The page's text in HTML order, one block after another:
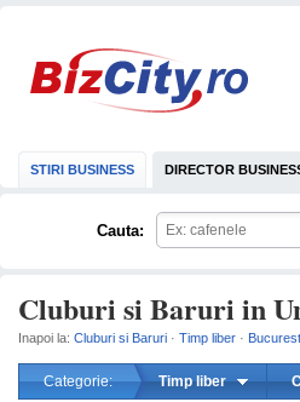
STIRI BUSINESS DIRECTOR
Cauta:
Cluburi si Baruri in
Inapoi la: Cluburi si Baruri · Timp liber ·
Categorie: Timp liber